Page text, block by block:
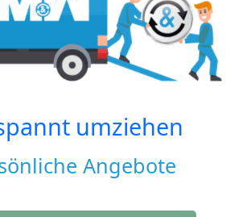
umziehen
Angebote